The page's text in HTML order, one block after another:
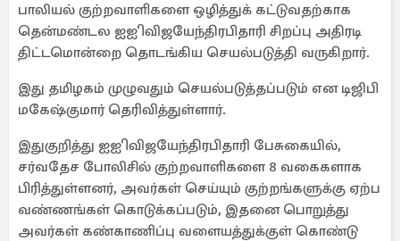
பாலியல் குற்றவாளிகளை ஒழித்துக் கட்டுவதற்காக
தென்மண்டல ஐஐி விஜயேந்திரபிதாரி சிறப்பு அதிரடி
திட்டமொன்றை தொடங்கிய செயல்படுத்தி வருகிறார்.
இது தமிழகம் முழுவதும் செயல்படுத்தப்படும் என டிஜிபி
மகேஷ்குமார் தெரிவித்துள்ளார்.
இதுகுறித்து ஐஐி விஜயேந்திரபிதாரி பேசுகையில்,
சர்வதேச போலிசில் குற்றவாளிகளை 8 வகைகளாக
பிரித்துள்ளனர், அவர்கள் செய்யும் குற்றங்களுக்கு ஏற்ப
வண்ணங்கள் கொடுக்கப்படும், இதனை பொறுத்து
அவர்கள் கண்காணிப்பு வளையத்துக்குள் கொண்டு